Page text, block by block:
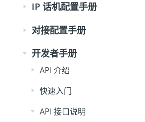
IP 话机配置手册
对接配置手册
开发者手册
API 介绍
快速入门
API 接口说明